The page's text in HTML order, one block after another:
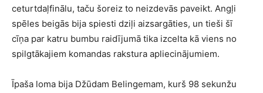
ceturtdaļfinālu, taču šoreiz to neizdevās paveikt. Angļi
spēles beigās bija spiesti dziļi aizsargāties, un tieši šī
cīņa par katru bumbu raidījumā tika izcelta kā viens no
spilgtākajiem komandas rakstura apliecinājumiem.
Īpaša loma bija Džūdam Belingemam, kurš 98 sekunžu